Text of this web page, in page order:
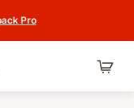
Pro